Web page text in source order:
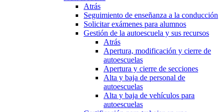
Atrás
Seguimiento de enseñanza a la conducción
Solicitar exámenes para alumnos
Gestión de la autoescuela y sus recursos
Atrás
Apertura, modificación y cierre de
autoescuelas
Apertura y cierre de secciones
Alta y baja de personal de
autoescuelas
Alta y baja de vehículos para
autoescuelas